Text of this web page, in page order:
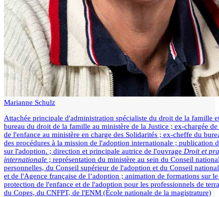
Marianne Schulz
Attachée principale d'administration spécialiste du droit de la famille
bureau du droit de la famille au ministère de la Justice ; ex-chargée
de l'enfance au ministère en charge des Solidarités ; ex-cheffe du
des procédures à la mission de l'adoption internationale ; publication
sur l'adoption. ; direction et principale autrice de l'ouvrage Droit et
internationale ; représentation du ministère au sein du Conseil
personnelles, du Conseil supérieur de l'adoption et du Conseil
et de l'Agence française de l’adoption ; animation de formations sur
protection de l'enfance et de l'adoption pour les professionnels de
du Copes, du CNFPT, de l'ENM (École nationale de la magistrature)